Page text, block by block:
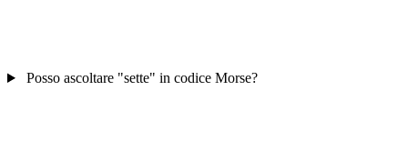
Posso ascoltare "sette" in codice Morse?